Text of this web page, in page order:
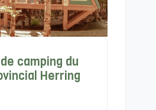
camping du
Herring